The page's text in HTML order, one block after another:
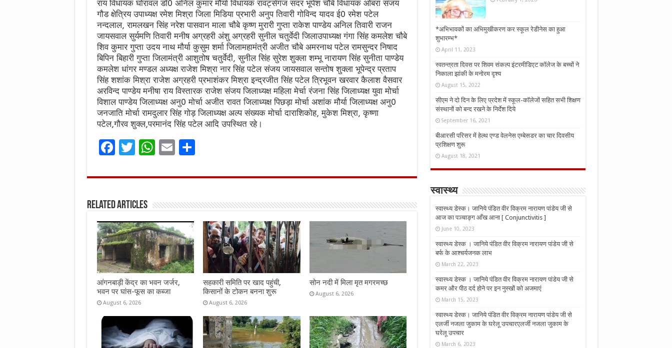
राय विधायक घोरावल डॉ0 अनिल कुमार मौर्या विधायक रावर्ट्सगंज सदर भूपेश चौबे विधायक ओबरा संजय
गौड क्षेत्रिय उपाध्यक्ष रमेश मिश्रा जिला मिडिया प्रभारी अनुप तिवारी गोविन्द यादव ई0 रमेश पटेल
नन्दलाल, रामलखन सिंह नरेश पासवान माला चौबे कृष्ण मुरारी गुप्ता राकेश पाण्डेय अनिल तिवारी राजन
जायसवाल सुर्यमणि तिवारी मनीष अग्रहरी अंशु अग्रहरी सुनील चतुर्वेदी जिलाउपाध्यक्ष गंगा सिंह कमलेश चौबे
शिव कुमार गुप्ता उदय नाथ मौर्या कुसुम शर्मा जिलामहामंत्री अजीत चौबे अमरनाथ पटेल रामसुन्दर निषाद
बिपिन बिहारी गुप्ता जिलामंत्री आशुतोष चतुर्वेदी, सुनील सिंह सुरेश शुक्ला शम्भू नारायण सिंह सुनीता पाण्डेय
कमलेश धांगर मण्डल अध्यक्ष राजेश मिश्रा नार सिंह पटेल संजय जायसवाल सन्तोष शुक्ला भूपेन्द्र प्रताप
सिंह शशांक मिश्रा राजेश अग्रहरी प्रभाशंकर मिश्रा इन्द्रजीत सिंह पटेल त्रिभूवन खरवार कैलाश वैसवार
अरविन्द पाण्डेय मनीषा राय विस्तारक राजेश संजय जिलाध्यक्ष महिला मेर्चा रंजना सिंह जिलाध्यक्ष युवा मोर्चा
विशाल पाण्डेय जिलाध्यक्ष अनु0 मोर्चा अजीत रावत जिलाध्यक्ष पिछड़ा मोर्चा अशांक मौर्या जिलाध्यक्ष अनु0
जनजाति मोर्चा रामदुलार सिंह गोड़ जिलाध्यक्ष अल्प संख्यक मोर्चा दाराशिकोह, मुकेश मिश्रा, कृष्णा
पटेल,गौरव शुक्ल,परमानंद सिंह पटेल आदि उपस्थित रहे।
F
ce
o
o
k
T
it
r
W
at
A
p
p
E
ai
S
ar
Related Articles
आंगनबाड़ी केंद्र का भवन जर्जर,
भवन पर घांस-फूस का कब्जा
August 6, 2026
सहकारी समिति पर खाद पहुंची,
किसानों के टोकन बनना शुरू
August 6, 2026
सोन नदी में मिला मृत मगरमच्छ
August 6, 2026
*अभिभावकों का अभिमुखीकरण कर स्कूल रेडीनेस का हुआ
शुभारम्भ*
April 11, 2023
स्वतन्त्रता दिवस पर शिवम संकल्प इंटरमीडिएट कॉलेज के बच्चों ने
निकाला झांकी के मनोरम दृश्य
August 15, 2022
सीएम ने दो दिन के लिए प्रदेश में स्कूल-कॉलेजों सहित सभी शिक्षण
संस्थानों को बन्द रखने के निर्देश दिये
September 16, 2021
बीआरसी परिसर में हेल्थ एण्ड वेलनेस एम्बेसडर का चार दिवसीय
प्रशिक्षण शुरू
August 18, 2021
स्वास्थ्य
स्वास्थ्य डेस्क। जानिये पंडित वीर विक्रम नारायण पांडेय जी से
आज का पञ्चाङ्ग आँख आना [ Conjunctivitis ]
June 10, 2023
स्वास्थ्य डेस्क । जानिये पंडित वीर विक्रम नारायण पांडेय जी से
बर्फ के आश्चर्यजनक लाभ
March 22, 2023
स्वास्थ्य डेस्क । जानिये पंडित वीर विक्रम नारायण पांडेय जी से
कमर और पीठ दर्द होने पर इन नुस्‍खों को अजमाएं
March 15, 2023
स्वास्थ्य डेस्क। जानिये पंडित वीर विक्रम नारायण पांडेय जी से
एलर्जी नजला जुकाम के घरेलू उपचारएलर्जी नजला जुकाम के
घरेलू उपचार
March 6, 2023